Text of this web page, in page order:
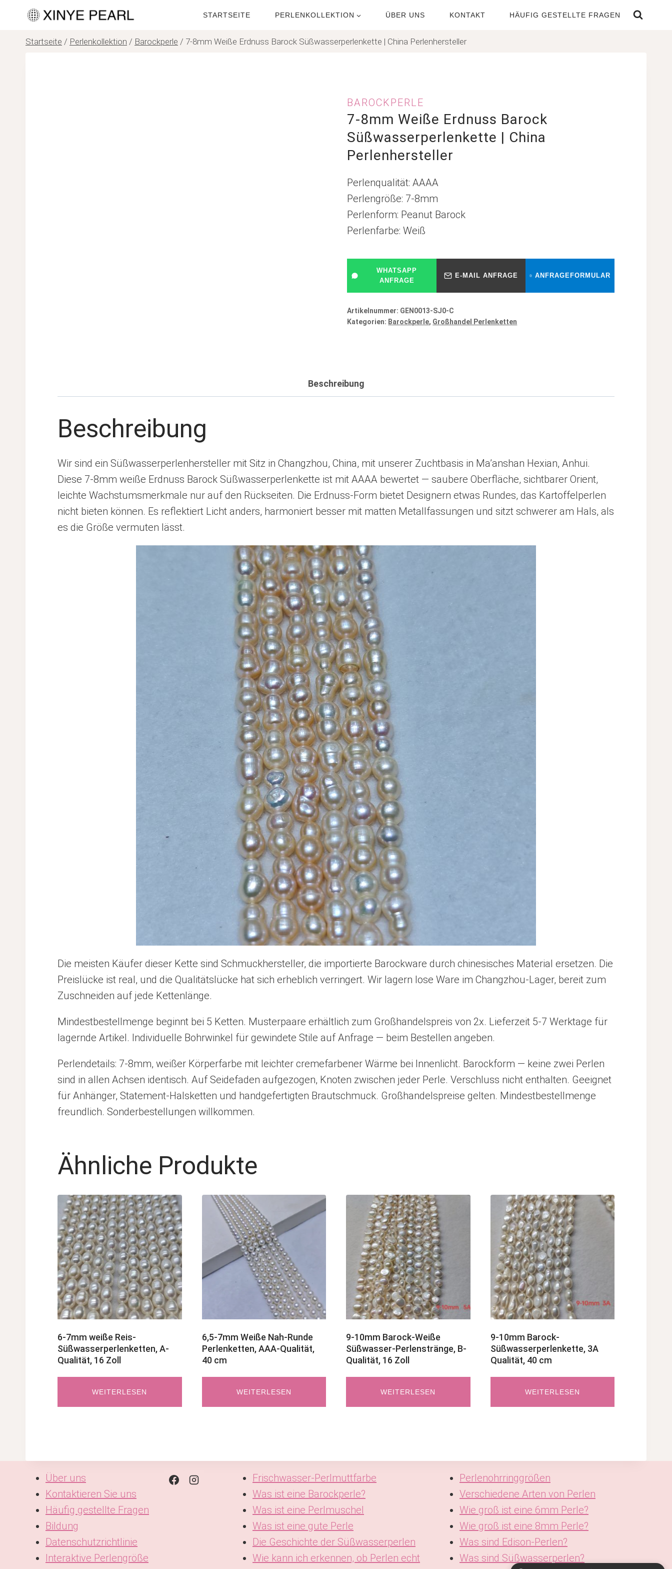
springen
STARTSEITE PERLENKOLLEKTION ÜBER UNS KONTAKT HÄUFIG GESTELLTE FRAGEN
Startseite / Perlenkollektion / Barockperle / 7-8mm Weiße Erdnuss Barock Süßwasserperlenkette | China Perlenhersteller
BAROCKPERLE
7-8mm Weiße Erdnuss Barock
Süßwasserperlenkette | China
Perlenhersteller
Perlenqualität: AAAA
Perlengröße: 7-8mm
Perlenform: Peanut Barock
Perlenfarbe: Weiß
WHATSAPP
ANFRAGE
E-MAIL ANFRAGE ANFRAGEFORMULAR
Artikelnummer: GEN0013-SJ0-C
Kategorien: Barockperle, Großhandel Perlenketten
Beschreibung
Beschreibung
Wir sind ein Süßwasserperlenhersteller mit Sitz in Changzhou, China, mit unserer Zuchtbasis in Ma’anshan Hexian, Anhui.
Diese 7-8mm weiße Erdnuss Barock Süßwasserperlenkette ist mit AAAA bewertet — saubere Oberfläche, sichtbarer Orient,
leichte Wachstumsmerkmale nur auf den Rückseiten. Die Erdnuss-Form bietet Designern etwas Rundes, das Kartoffelperlen
nicht bieten können. Es reflektiert Licht anders, harmoniert besser mit matten Metallfassungen und sitzt schwerer am Hals, als
es die Größe vermuten lässt.
Die meisten Käufer dieser Kette sind Schmuckhersteller, die importierte Barockware durch chinesisches Material ersetzen. Die
Preislücke ist real, und die Qualitätslücke hat sich erheblich verringert. Wir lagern lose Ware im Changzhou-Lager, bereit zum
Zuschneiden auf jede Kettenlänge.
Mindestbestellmenge beginnt bei 5 Ketten. Musterpaare erhältlich zum Großhandelspreis von 2x. Lieferzeit 5-7 Werktage für
lagernde Artikel. Individuelle Bohrwinkel für gewindete Stile auf Anfrage — beim Bestellen angeben.
Perlendetails: 7-8mm, weißer Körperfarbe mit leichter cremefarbener Wärme bei Innenlicht. Barockform — keine zwei Perlen
sind in allen Achsen identisch. Auf Seidefaden aufgezogen, Knoten zwischen jeder Perle. Verschluss nicht enthalten. Geeignet
für Anhänger, Statement-Halsketten und handgefertigten Brautschmuck. Großhandelspreise gelten. Mindestbestellmenge
freundlich. Sonderbestellungen willkommen.
Ähnliche Produkte
6-7mm weiße Reis-
Süßwasserperlenketten, A-
Qualität, 16 Zoll
WEITERLESEN
6,5-7mm Weiße Nah-Runde
Perlenketten, AAA-Qualität,
40 cm
WEITERLESEN
9-10mm Barock-Weiße
Süßwasser-Perlenstränge, B-
Qualität, 16 Zoll
WEITERLESEN
9-10mm Barock-
Süßwasserperlenkette, 3A
Qualität, 40 cm
WEITERLESEN
Über uns
Kontaktieren Sie uns
Häufig gestellte Fragen
Bildung
Datenschutzrichtlinie
Interaktive Perlengröße
Frischwasser-Perlmuttfarbe
Was ist eine Barockperle?
Was ist eine Perlmuschel
Was ist eine gute Perle
Die Geschichte der Süßwasserperlen
Wie kann ich erkennen, ob Perlen echt
Perlenohrringgrößen
Verschiedene Arten von Perlen
Wie groß ist eine 6mm Perle?
Wie groß ist eine 8mm Perle?
Was sind Edison-Perlen?
Was sind Süßwasserperlen?
KO